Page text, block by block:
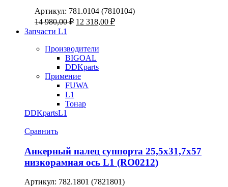
(блок-
подшипник)
Артикул: 781.0104 (7810104)
14 980,00₽ Первоначальная
14
980,00 ₽.
12 318,00 ₽Текущая
Запчасти L1
Производители
BIGOAL
DDKparts
Примение
FUWA
L1
Тонар
DDKpartsL1
Сравнить
Анкерный палец суппорта 25,5х31,7х57
низкорамная ось L1 (RO0212)
Артикул: 782.1801 (7821801)